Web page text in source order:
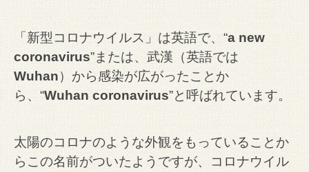
「新型コロナウイルス」は英語で、“a new
coronavirus”または、武漢（英語では
Wuhan）から感染が広がったことか
ら、“Wuhan coronavirus”と呼ばれています。
太陽のコロナのような外観をもっていることか
らこの名前がついたようですが、コロナウイル